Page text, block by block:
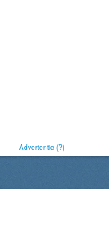
-Advertentie (?)-